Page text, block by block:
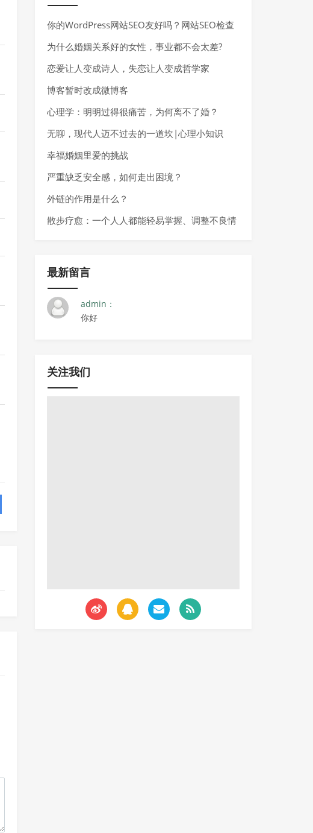
你的WordPress网站SEO友好吗？网站SEO检查
清单
为什么婚姻关系好的女性，事业都不会太差?
恋爱让人变成诗人，失恋让人变成哲学家
博客暂时改成微博客
心理学：明明过得很痛苦，为何离不了婚？
无聊，现代人迈不过去的一道坎|心理小知识
幸福婚姻里爱的挑战
严重缺乏安全感，如何走出困境？
外链的作用是什么？
散步疗愈：一个人人都能轻易掌握、调整不良情
最新留言
admin：
你好
关注我们